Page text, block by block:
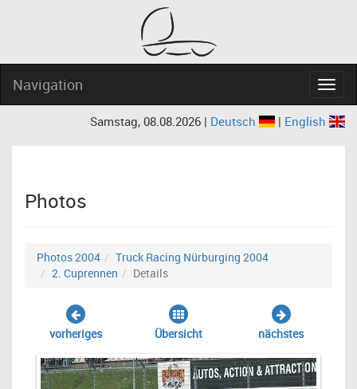
Navigation
Samstag, 08.08.2026 | Deutsch | English
Photos
Photos 2004
Truck Racing Nürburging 2004
2. Cuprennen
Details
vorheriges Übersicht nächstes